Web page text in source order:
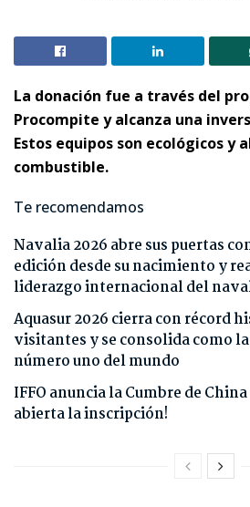
La donación fue a través del
Procompite y alcanza una
Estos equipos son ecológicos y
combustible.
Te recomendamos
Navalia 2026 abre sus puertas
edición desde su nacimiento y
liderazgo internacional del
Aquasur 2026 cierra con récord
visitantes y se consolida como
número uno del mundo
IFFO anuncia la Cumbre de China
abierta la inscripción!